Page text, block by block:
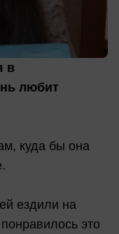
в
любит
куда бы она
ездили на
это